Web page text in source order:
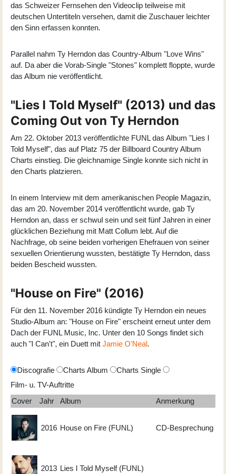
das Schweizer Fernsehen den Videoclip teilweise mit
deutschen Untertiteln versehen, damit die Zuschauer leichter
den Sinn erfassen konnten.
Parallel nahm Ty Herndon das Country-Album "Love Wins"
auf. Da aber die Vorab-Single "Stones" komplett floppte, wurde
das Album nie veröffentlicht.
"Lies I Told Myself" (2013) und das
Coming Out von Ty Herndon
Am 22. Oktober 2013 veröffentlichte FUNL das Album "Lies I
Told Myself", das auf Platz 75 der Billboard Country Album
Charts einstieg. Die gleichnamige Single konnte sich nicht in
den Charts platzieren.
In einem Interview mit dem amerikanischen People Magazin,
das am 20. November 2014 veröffentlicht wurde, gab Ty
Herndon an, dass er schwul sein und seit fünf Jahren in einer
glücklichen Beziehung mit Matt Collum lebt. Auf die
Nachfrage, ob seine beiden vorherigen Ehefrauen von seiner
sexuellen Orientierung wussten, bestätigte Ty Herndon, dass
beiden Bescheid wussten.
"House on Fire" (2016)
Für den 11. November 2016 kündigte Ty Herndon ein neues
Studio-Album an: "House on Fire" erscheint erneut unter dem
Dach der FUNL Music, Inc. Unter den 10 Songs findet sich
auch "I Can't", ein Duett mit Jamie O'Neal.
Discografie Charts Album
Charts Single
Film- u. TV-Auftritte
Cover
Jahr Album Anmerkung
2016 House on Fire (FUNL) CD-Besprechung
2013 Lies I Told Myself (FUNL)